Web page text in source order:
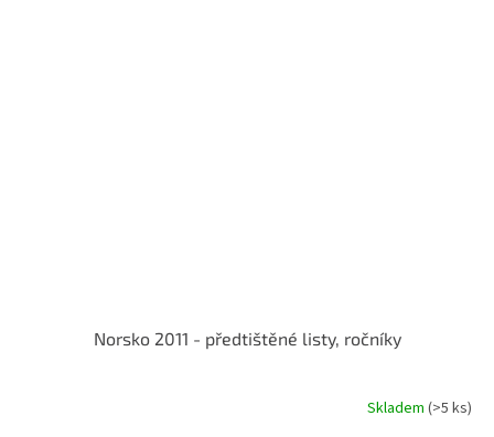
Norsko 2011 - předtištěné listy, ročníky
Skladem (>5 ks)